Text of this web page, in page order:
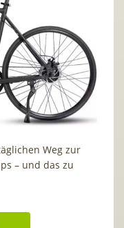
Weg zur
– und das zu